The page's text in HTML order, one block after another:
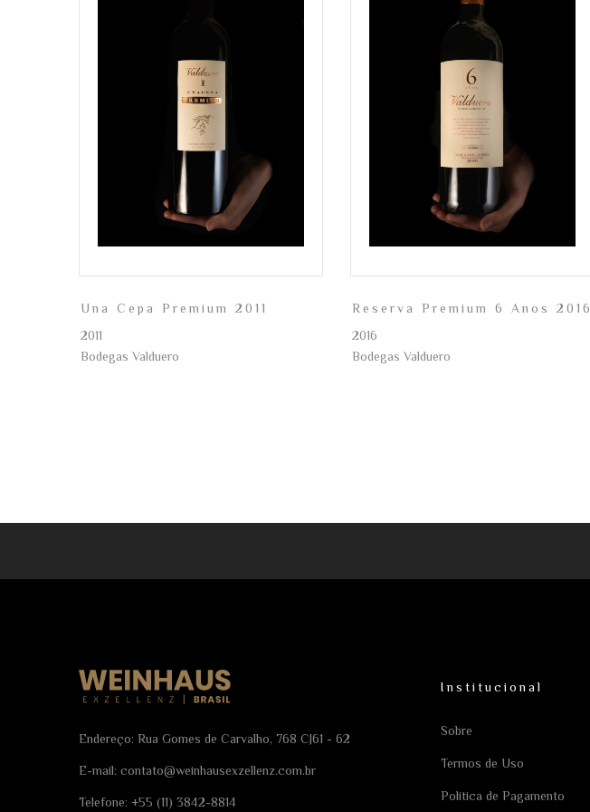
Una Cepa Premium 2011
2011
Bodegas Valduero
Reserva Premium 6 Anos 2016
2016
Bodegas Valduero
Endereço: Rua Gomes de Carvalho, 768 CJ61 - 62
E-mail: contato@weinhausexzellenz.com.br
Telefone: +55 (11) 3842-8814
Institucional
Sobre
Termos de Uso
Política de Pagamento